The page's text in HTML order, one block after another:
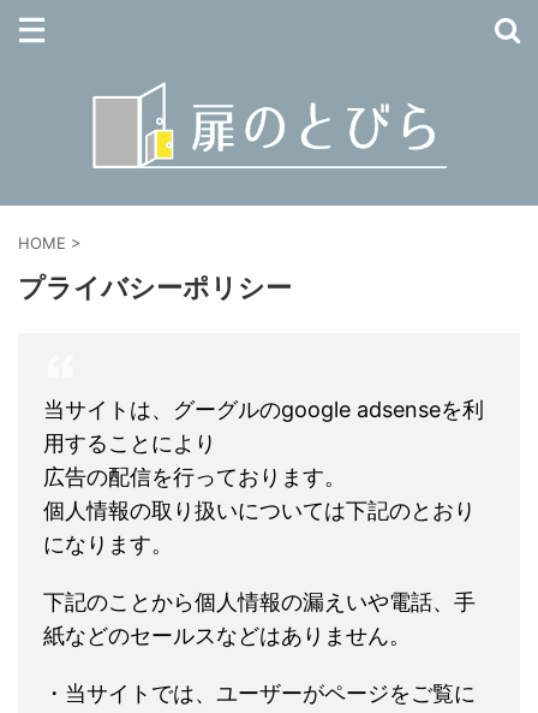
HOME >
プライバシーポリシー
当サイトは、グーグルのgoogle adsenseを利
用することにより
広告の配信を行っております。
個人情報の取り扱いについては下記のとおり
になります。
下記のことから個人情報の漏えいや電話、手
紙などのセールスなどはありません。
・当サイトでは、ユーザーがページをご覧に